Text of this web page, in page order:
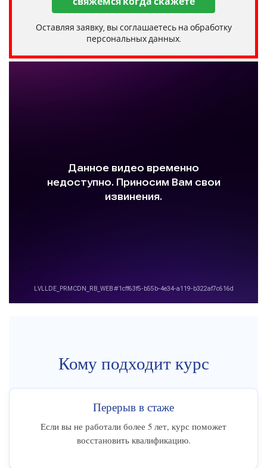
Оставляя заявку, вы соглашаетесь на обработку
персональных данных.
Кому подходит курс
Перерыв в стаже
Если вы не работали более 5 лет, курс поможет
восстановить квалификацию.